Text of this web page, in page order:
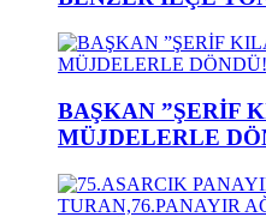
BAŞKAN ”ŞERİF
MÜJDELERLE